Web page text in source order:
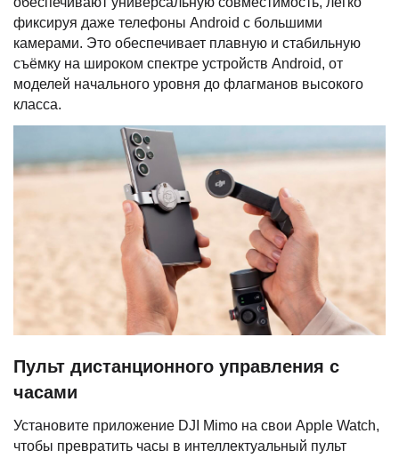
фиксируя даже телефоны Android с большими
камерами. Это обеспечивает плавную и стабильную
съёмку на широком спектре устройств Android, от
моделей начального уровня до флагманов высокого
класса.
Пульт дистанционного управления с
часами
Установите приложение DJI Mimo на свои Apple Watch,
чтобы превратить часы в интеллектуальный пульт